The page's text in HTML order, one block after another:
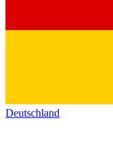
Deutschland